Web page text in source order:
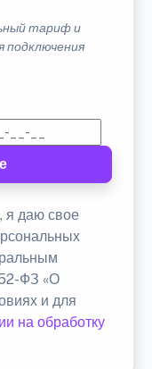
тариф и
подключения
я даю свое
ФЗ «О
и для
на обработку